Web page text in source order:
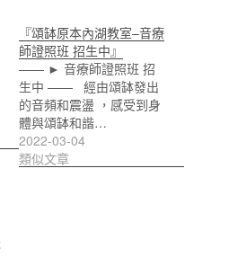
『頌缽原本內湖教室–音療
師證照班 招生中』
—— ► 音療師證照班 招
生中 —— 經由頌缽發出
的音頻和震盪 ，感受到身
體與頌缽和諧…
2022-03-04
類似文章